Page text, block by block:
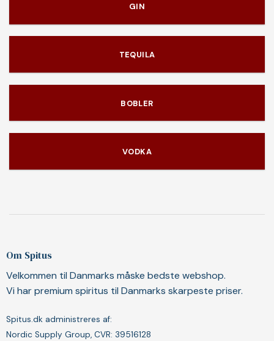
GIN
TEQUILA
BOBLER
VODKA
Om Spitus
Velkommen til Danmarks måske bedste webshop.
Vi har premium spiritus til Danmarks skarpeste priser.
Spitus.dk administreres af:
Nordic Supply Group, CVR: 39516128